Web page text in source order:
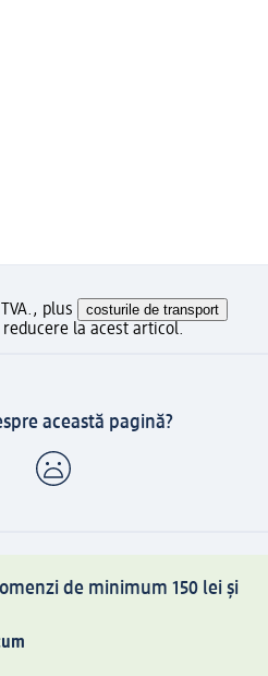
plus costurile de transport
la acest articol.
această pagină?
de minimum 150 lei și